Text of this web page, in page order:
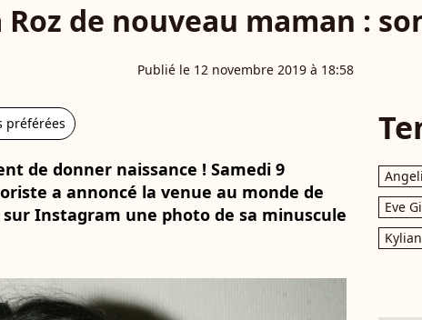
Roz de nouveau maman :
Publié le 12 novembre 2019 à 18:58
préférées
de donner naissance ! Samedi 9
a annoncé la venue au monde de
Instagram une photo de sa minuscule
Eve